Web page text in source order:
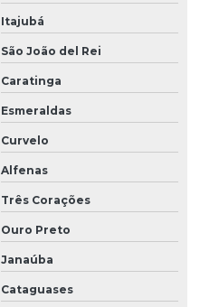
Itajubá
São João del Rei
Caratinga
Esmeraldas
Curvelo
Alfenas
Três Corações
Ouro Preto
Janaúba
Cataguases